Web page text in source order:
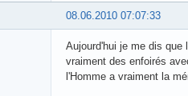
08.06.2010 07:07:33
Aujourd'hui je me dis que
vraiment des enfoirés
l'Homme a vraiment la